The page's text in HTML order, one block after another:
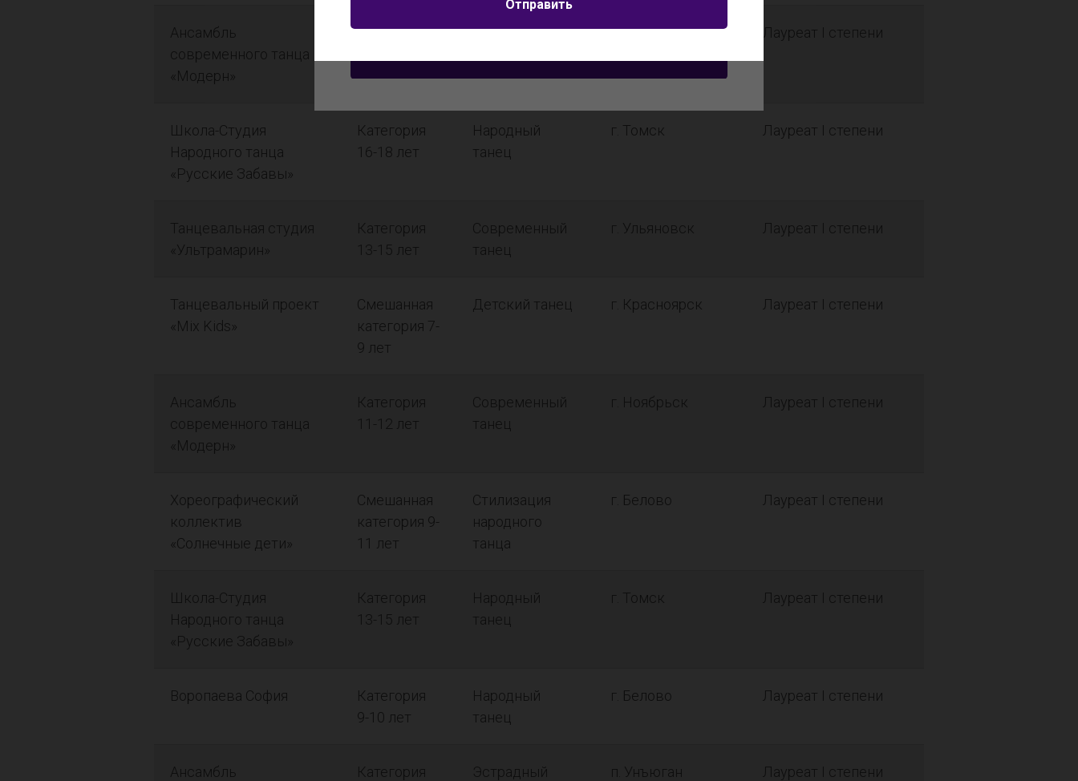
обработку персональных данных
Ансамбль
современного танца
«Модерн»
Категория
Эстрадный
г. Ноябрьск Лауреат I степени
Школа-Студия
Народного танца
«Русские Забавы»
Категория
16-18 лет
Народный
танец
г. Томск Лауреат I степени
Танцевальная студия
«Ультрамарин»
Категория
13-15 лет
Современный
танец
г. Ульяновск Лауреат I степени
Танцевальный проект
«Mix Kids»
Смешанная
категория 7-
9 лет
Детский танец г. Красноярск Лауреат I степени
Ансамбль
современного танца
«Модерн»
Категория
11-12 лет
Современный
танец
г. Ноябрьск Лауреат I степени
Хореографический
коллектив
«Солнечные дети»
Смешанная
категория 9-
11 лет
Стилизация
народного
танца
г. Белово Лауреат I степени
Школа-Студия
Народного танца
«Русские Забавы»
Категория
13-15 лет
Народный
танец
г. Томск Лауреат I степени
Воропаева София
Категория
9-10 лет
Народный
танец
г. Белово Лауреат I степени
Ансамбль
Категория
Эстрадный
п. Унъюган Лауреат I степени
Отправить